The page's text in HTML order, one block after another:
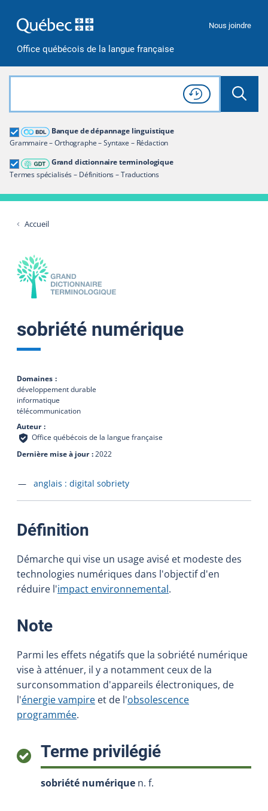
Office québécois de la langue française
Nous joindre
Rechercher dans tout le site
Lancer
Consulter l'
Historique
de recherche
Banque de dépannage linguistique
Grammaire – Orthographe – Syntaxe – Rédaction
Grand dictionnaire terminologique
Termes spécialisés – Définitions – Traductions
Grand dictionnaire terminologique
Restreindre aux termes
Accueil
sobriété numérique
Domaines
développement durable
informatique
télécommunication
Auteur
Office québécois de la langue française
Dernière mise à jour 2022
Accéder à la fiche en
anglais : digital sobriety
Définition
Démarche qui vise un usage avisé et modeste des
technologies numériques dans l'objectif d'en
réduire l'impact environnemental.
Note:
Parmi les effets négatifs que la sobriété numérique
vise à atténuer, il y a notamment ceux de la
surconsommation d'appareils électroniques, de
l'énergie vampire et de l'obsolescence
programmée.
Terme privilégié:
sobriété numérique n. f.